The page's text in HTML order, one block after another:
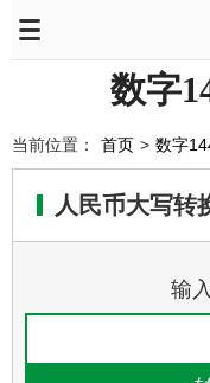
数字
当前位置： 首页 > 数字
人民币大写转
输